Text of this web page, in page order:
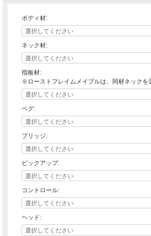
ボディ材:
ネック材:
指板材:
※ローストフレイムメイプルは、同材ネックを
ペグ:
ブリッジ:
ピックアップ:
コントロール:
ヘッド: